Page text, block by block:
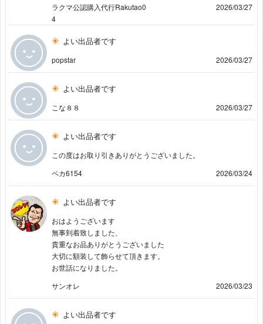
ラクマ公認購入代行Rakutao0
4
2026/03/27
よい出品者です
popstar 2026/03/27
よい出品者です
こな８８ 2026/03/27
よい出品者です
この度はお取り引きありがとうございました。
ペカ6154
2026/03/24
よい出品者です
おはようございます
無事到着致しました、
貴重なお品ありがとうございました
大切に額装して飾らせて頂きます。
お世話になりました。
サンオレ
2026/03/23
よい出品者です